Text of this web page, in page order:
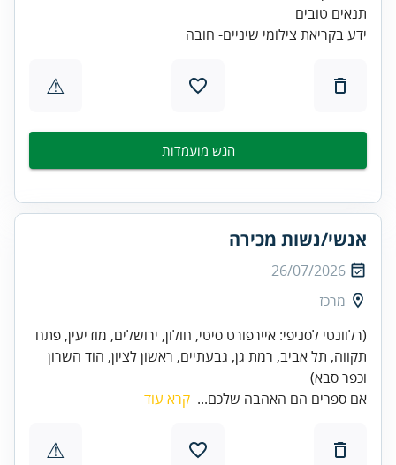
ידע בקריאת צילומי שיניים- חובה
⚠
הגש מועמדות
אנשי/נשות מכירה
26/07/2026
מרכז
(רלוונטי לסניפי: איירפורט סיטי, חולון, ירושלים, מודיעין, פתח
תקווה, תל אביב, רמת גן, גבעתיים, ראשון לציון, הוד השרון
וכפר סבא)
אם ספרים הם האהבה שלכם... קרא עוד
⚠